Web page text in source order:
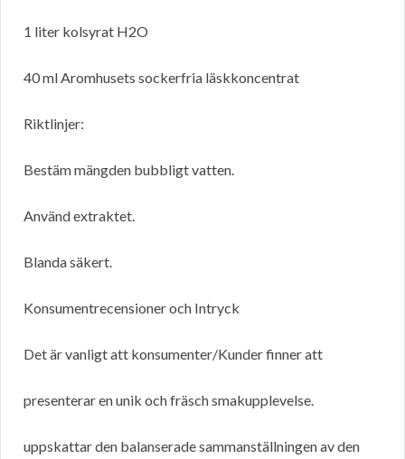
1 liter kolsyrat H2O
40 ml Aromhusets sockerfria läskkoncentrat
Riktlinjer:
Bestäm mängden bubbligt vatten.
Använd extraktet.
Blanda säkert.
Konsumentrecensioner och Intryck
Det är vanligt att konsumenter/Kunder finner att
presenterar en unik och fräsch smakupplevelse.
uppskattar den balanserade sammanställningen av den